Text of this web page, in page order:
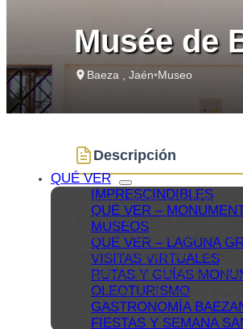
QUÉ VER
IMPRESCINDIBLES
QUÉ VER –
MUSEOS
QUÉ VER – LAGUNA
VISITAS VIRTUALES
RUTAS Y GUÍAS
OLEOTURISMO
GASTRONOMÍA
FIESTAS Y SEMANA
Musée de
Baeza , Jaén•Museo
Descripción
Le musée de Baeza est situé
quelques années le premier
Collèges" de Lettres, qui en
immeuble d'habitation. Dès la
objectif de valoriser l'histoire
pour découvrir l'histoire de